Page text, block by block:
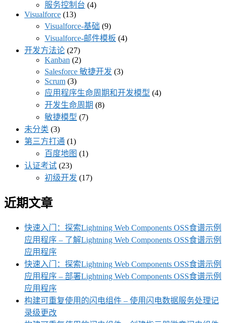
服务控制台 (4)
Visualforce (13)
Visualforce-基础 (9)
Visualforce-邮件模板 (4)
开发方法论 (27)
Kanban (2)
Salesforce 敏捷开发 (3)
Scrum (3)
应用程序生命周期和开发模型 (4)
开发生命周期 (8)
敏捷模型 (7)
未分类 (3)
第三方打通 (1)
百度地图 (1)
认证考试 (23)
初级开发 (17)
近期文章
快速入门：探索Lightning Web Components OSS食谱示例
应用程序 – 了解Lightning Web Components OSS食谱示例
应用程序
快速入门：探索Lightning Web Components OSS食谱示例
应用程序 – 部署Lightning Web Components OSS食谱示例
应用程序
构建可重复使用的闪电组件 – 使用闪电数据服务处理记
录级更改